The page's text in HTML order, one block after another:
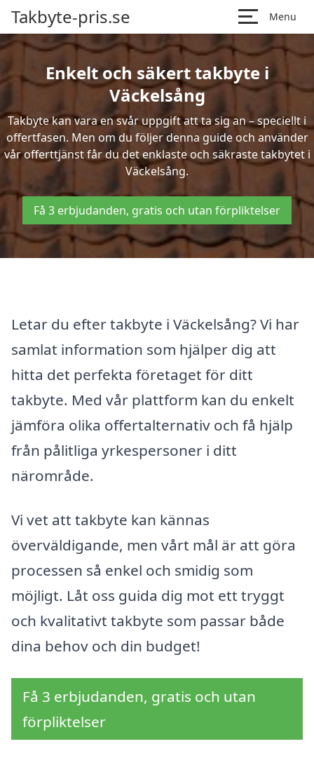
Takbyte-pris.se Menu
Enkelt och säkert takbyte i
Väckelsång
Takbyte kan vara en svår uppgift att ta sig an – speciellt i
offertfasen. Men om du följer denna guide och använder
vår offerttjänst får du det enklaste och säkraste takbytet i
Väckelsång.
Få 3 erbjudanden, gratis och utan förpliktelser
Letar du efter takbyte i Väckelsång? Vi har
samlat information som hjälper dig att
hitta det perfekta företaget för ditt
takbyte. Med vår plattform kan du enkelt
jämföra olika offertalternativ och få hjälp
från pålitliga yrkespersoner i ditt
närområde.
Vi vet att takbyte kan kännas
överväldigande, men vårt mål är att göra
processen så enkel och smidig som
möjligt. Låt oss guida dig mot ett tryggt
och kvalitativt takbyte som passar både
dina behov och din budget!
Få 3 erbjudanden, gratis och utan
förpliktelser